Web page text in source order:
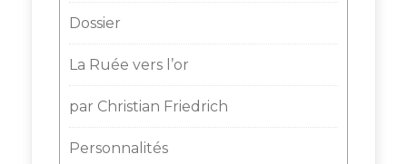
Dossier
La Ruée vers l’or
par Christian Friedrich
Personnalités